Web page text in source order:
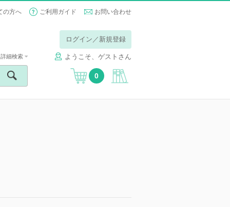
の方へ ご利用ガイド お問い合わせ
ログイン／新規登録
ようこそ、ゲストさん
詳細検索
0